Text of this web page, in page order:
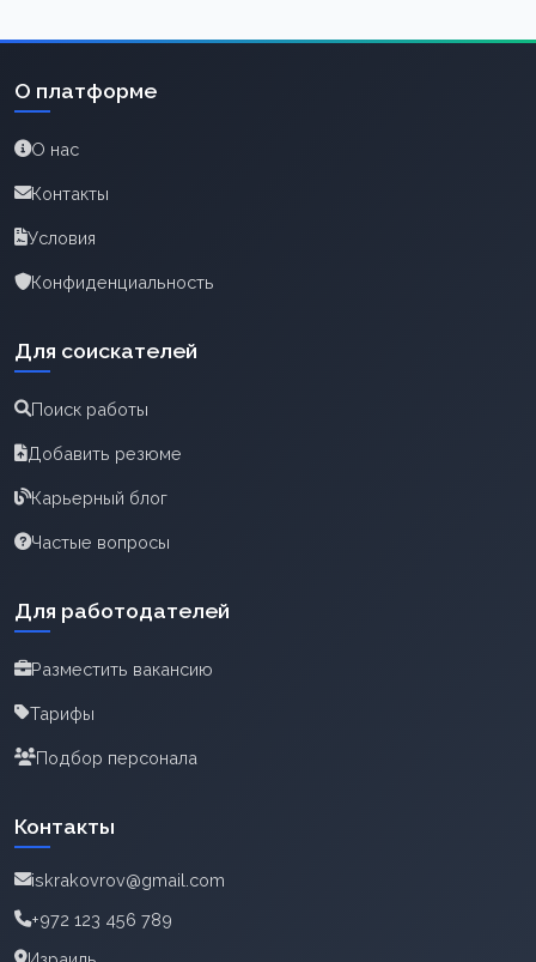
О платформе
О нас
Контакты
Условия
Конфиденциальность
Для соискателей
Поиск работы
Добавить резюме
Карьерный блог
Частые вопросы
Для работодателей
Разместить вакансию
Тарифы
Подбор персонала
Контакты
iskrakovrov@gmail.com
+972 123 456 789